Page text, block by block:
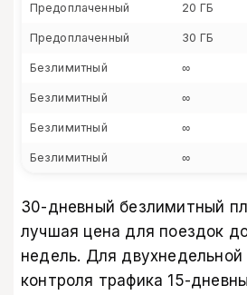
Предоплаченный 20 ГБ
Предоплаченный 30 ГБ
Безлимитный ∞
Безлимитный ∞
Безлимитный ∞
Безлимитный ∞
30-дневный безлимитный
лучшая цена для поездок
недель. Для двухнедельной
контроля трафика 15-